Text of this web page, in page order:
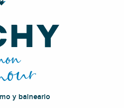
y balneario